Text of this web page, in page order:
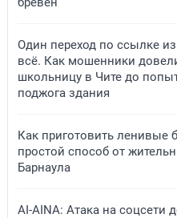
Один переход по ссылке
всё. Как мошенники
школьницу в Чите до
поджога здания
Как приготовить ленивые
простой способ от
Барнаула
AI-AINA: Атака на соцсети